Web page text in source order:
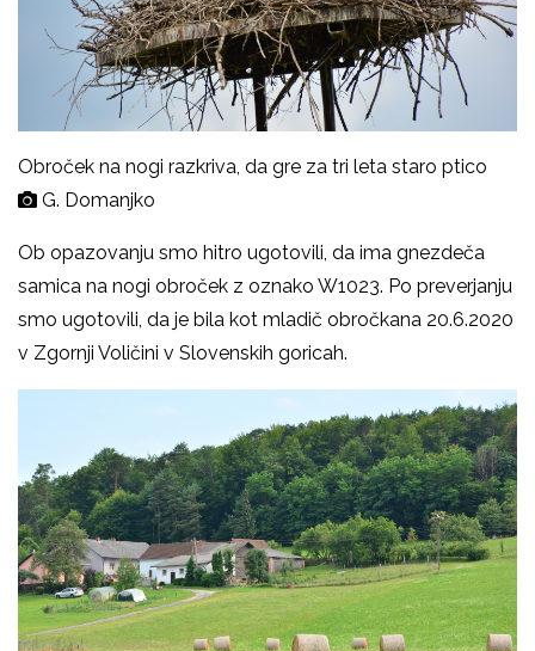
Obroček na nogi razkriva, da gre za tri leta staro ptico
G. Domanjko
Ob opazovanju smo hitro ugotovili, da ima gnezdeča
samica na nogi obroček z oznako W1023. Po preverjanju
smo ugotovili, da je bila kot mladič obročkana 20.6.2020
v Zgornji Voličini v Slovenskih goricah.